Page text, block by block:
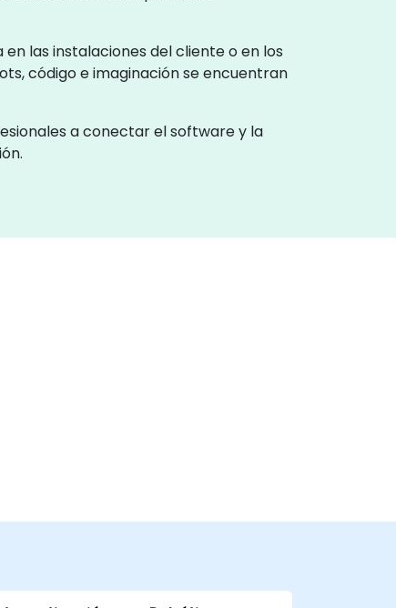
las instalaciones del cliente o en los
código e imaginación se encuentran
a conectar el software y la